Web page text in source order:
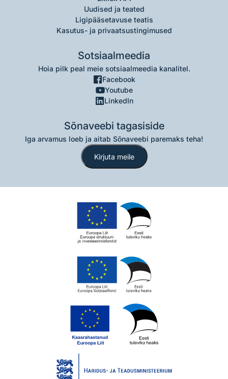
Uudised ja teated
Ligipääsetavuse teatis
Kasutus- ja privaatsustingimused
Sotsiaalmeedia
Hoia pilk peal meie sotsiaalmeedia kanalitel.
Facebook
Youtube
LinkedIn
Sõnaveebi tagasiside
Iga arvamus loeb ja aitab Sõnaveebi paremaks teha!
Kirjuta meile